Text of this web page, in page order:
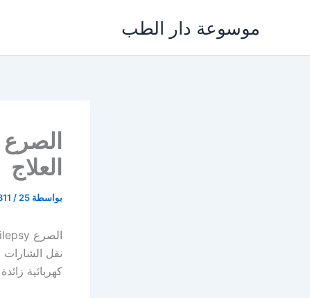
موسوعة دار الطب
العلاج
بواسطة / 25 مايو، 2024
نقل الشارات
كهربائية